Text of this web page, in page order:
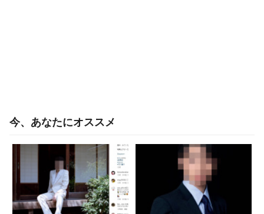
今、あなたにオススメ